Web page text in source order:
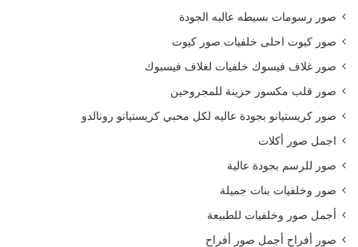
صور رسومات بسيطه عاليه الجودة
صور كيوت احلى خلفيات صور كيوت
صور غلاف فيسوك خلفيات لغلاف فيسبوك
صور قلب مكسور حزينة للمجروحين
صور كريستيانو بجودة عاليه لكل محبي كريستيانو رونالدو
اجمل صور أكلات
صور للرسم بجودة عالية
صور وخلفيات بنات جميلة
أجمل صور وخلفيات للطبيعة
صور أفراح أجمل صور أفراح